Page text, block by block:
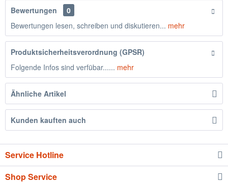
Bewertungen
0
Bewertungen lesen, schreiben und diskutieren... mehr
Produktsicherheitsverordnung (GPSR)
Folgende Infos sind verfübar...... mehr
Ähnliche Artikel
Kunden kauften auch
Service Hotline
Shop Service